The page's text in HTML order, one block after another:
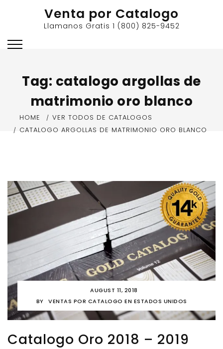
Venta por Catalogo
Llamanos Gratis 1 (800) 825-9452
Tag: catalogo argollas de
matrimonio oro blanco
HOME
VER TODOS DE CATALOGOS
CATALOGO ARGOLLAS DE MATRIMONIO ORO BLANCO
AUGUST 11, 2018
BY
VENTAS POR CATALOGO EN ESTADOS UNIDOS
Catalogo Oro 2018 – 2019